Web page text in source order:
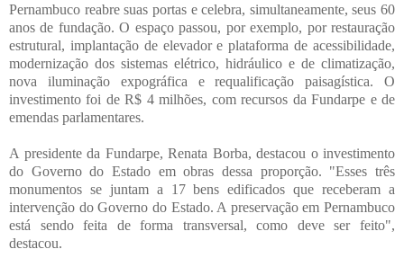
Pernambuco reabre suas portas e celebra, simultaneamente, seus 60
anos de fundação. O espaço passou, por exemplo, por restauração
estrutural, implantação de elevador e plataforma de acessibilidade,
modernização dos sistemas elétrico, hidráulico e de climatização,
nova iluminação expográfica e requalificação paisagística. O
investimento foi de R$ 4 milhões, com recursos da Fundarpe e de
emendas parlamentares.
A presidente da Fundarpe, Renata Borba, destacou o investimento
do Governo do Estado em obras dessa proporção. "Esses três
monumentos se juntam a 17 bens edificados que receberam a
intervenção do Governo do Estado. A preservação em Pernambuco
está sendo feita de forma transversal, como deve ser feito",
destacou.